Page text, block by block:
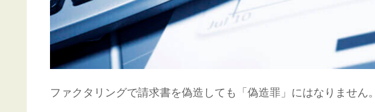
ファクタリングで請求書を偽造しても「偽造罪」にはなりません。